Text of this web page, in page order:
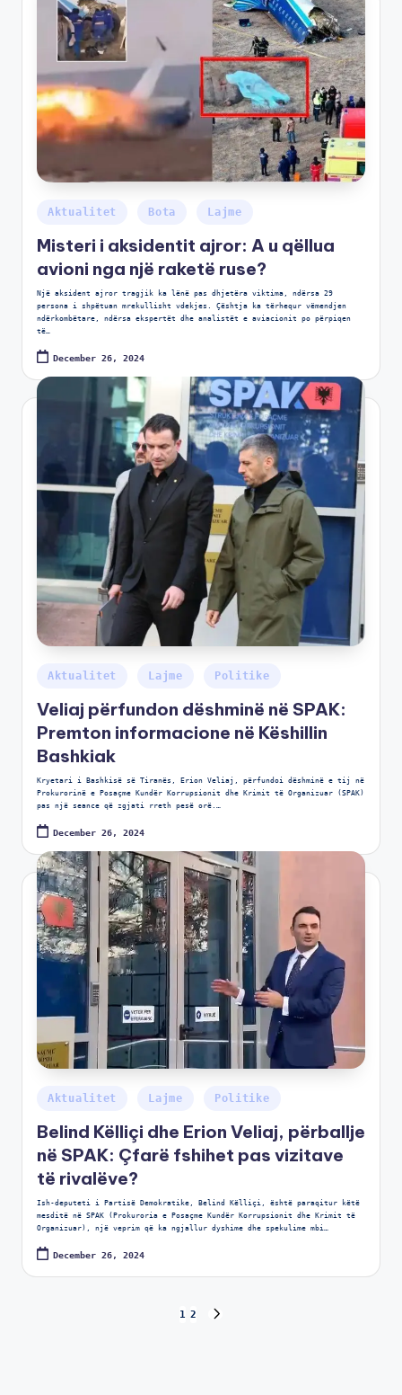
Aktualitet Bota Lajme
Misteri i aksidentit ajror: A u qëllua
avioni nga një raketë ruse?
Një aksident ajror tragjik ka lënë pas dhjetëra viktima, ndërsa 29
persona i shpëtuan mrekullisht vdekjes. Çështja ka tërhequr vëmendjen
ndërkombëtare, ndërsa ekspertët dhe analistët e aviacionit po përpiqen
të…
December 26, 2024
Aktualitet Lajme Politike
Veliaj përfundon dëshminë në SPAK:
Premton informacione në Këshillin
Bashkiak
Kryetari i Bashkisë së Tiranës, Erion Veliaj, përfundoi dëshminë e tij në
Prokurorinë e Posaçme Kundër Korrupsionit dhe Krimit të Organizuar (SPAK)
pas një seance që zgjati rreth pesë orë.…
December 26, 2024
Aktualitet Lajme Politike
Belind Këlliçi dhe Erion Veliaj, përballje
në SPAK: Çfarë fshihet pas vizitave
të rivalëve?
Ish-deputeti i Partisë Demokratike, Belind Këlliçi, është paraqitur këtë
mesditë në SPAK (Prokuroria e Posaçme Kundër Korrupsionit dhe Krimit të
Organizuar), një veprim që ka ngjallur dyshime dhe spekulime mbi…
December 26, 2024
1 2